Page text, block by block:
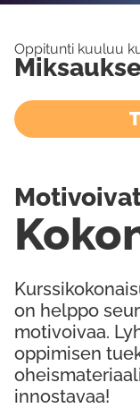
Oppitunti kuuluu
on helppo
motivoivaa.
oppimisen
innostavaa!